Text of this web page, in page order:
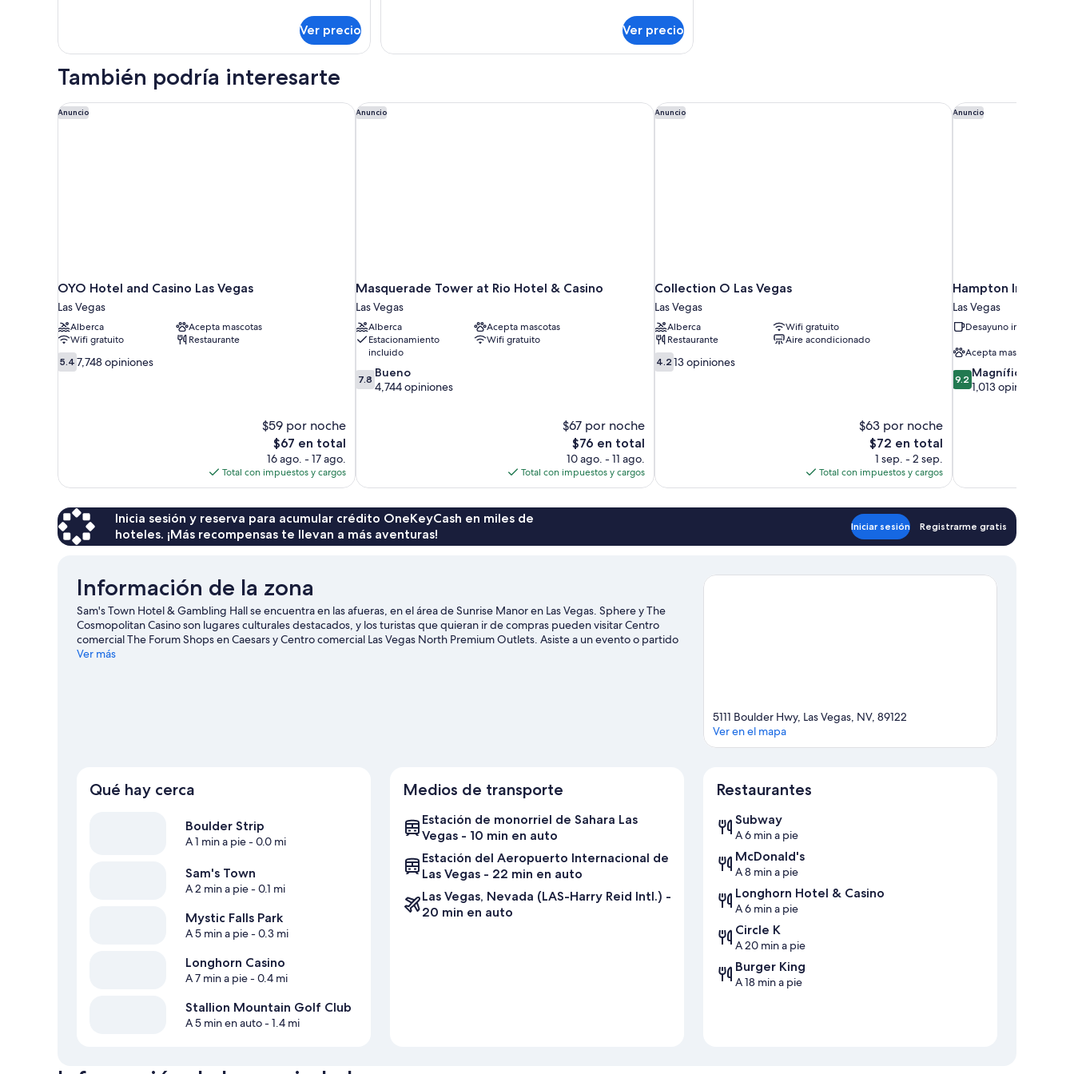
Ver precio Ver precio
También podría interesarte
Anuncio
OYO Hotel and Casino Las Vegas
Las Vegas
Alberca
Acepta mascotas
Wifi gratuito
Restaurante
5.4
de
5.4 7,748 opiniones
$59 por noche
El
precio
actual
es
$67
$67 en total
16 ago. - 17 ago.
Total con impuestos y cargos
OYO Hotel and Casino Las Vegas Anuncio
Masquerade Tower at Rio Hotel & Casino
Las Vegas
Alberca
Acepta mascotas
Estacionamiento
incluido
Wifi gratuito
7.8
de
7.8 Bueno
4,744 opiniones
$67 por noche
El
precio
actual
es
$76 en total
10 ago. - 11 ago.
Total con impuestos y cargos
Masquerade Tower at Rio Hotel & Casino Anuncio
Collection O Las Vegas
Las Vegas
Alberca
Wifi gratuito
Restaurante
Aire acondicionado
4.2
de
4.2 13 opiniones
$63 por noche
El
precio
actual
es
$72
$72 en total
1 sep. - 2 sep.
Total con impuestos y cargos
Collection O Las Vegas Anuncio
Hampton Inn &
Las Vegas
Desayuno incluido
Acepta mascotas
9.2
de
9.2 Magnífico
1,013 opiniones
Hampton Inn &
Inicia sesión y reserva para acumular crédito OneKeyCash en miles de
hoteles. ¡Más recompensas te llevan a más aventuras!
Iniciar sesión Registrarme gratis
Información de la zona
Sam's Town Hotel & Gambling Hall se encuentra en las afueras, en el área de Sunrise Manor en Las Vegas. Sphere y The
Cosmopolitan Casino son lugares culturales destacados, y los turistas que quieran ir de compras pueden visitar Centro
comercial The Forum Shops en Caesars y Centro comercial Las Vegas North Premium Outlets. Asiste a un evento o partido
en Pabellón deportivo Thomas and Mack Center, y haz algo de tiempo para conocer Paseos en góndola en The Venetian,
Ver más
5111 Boulder Hwy, Las Vegas, NV, 89122
Ver en el mapa
Qué hay cerca
Boulder Strip
A 1 min a pie- 0.0 mi
Sam's Town
A 2 min a pie- 0.1 mi
Mystic Falls Park
A 5 min a pie- 0.3 mi
Longhorn Casino
A 7 min a pie- 0.4 mi
Stallion Mountain Golf Club
A 5 min en auto- 1.4 mi
Medios de transporte
Estación de monorriel de Sahara Las
Vegas - 10 min en auto
Estación del Aeropuerto Internacional de
Las Vegas - 22 min en auto
Las Vegas, Nevada (LAS-Harry Reid Intl.) -
20 min en auto
Restaurantes
Subway
A 6 min a pie
McDonald's
A 8 min a pie
Longhorn Hotel & Casino
A 6 min a pie
Circle K
A 20 min a pie
Burger King
A 18 min a pie